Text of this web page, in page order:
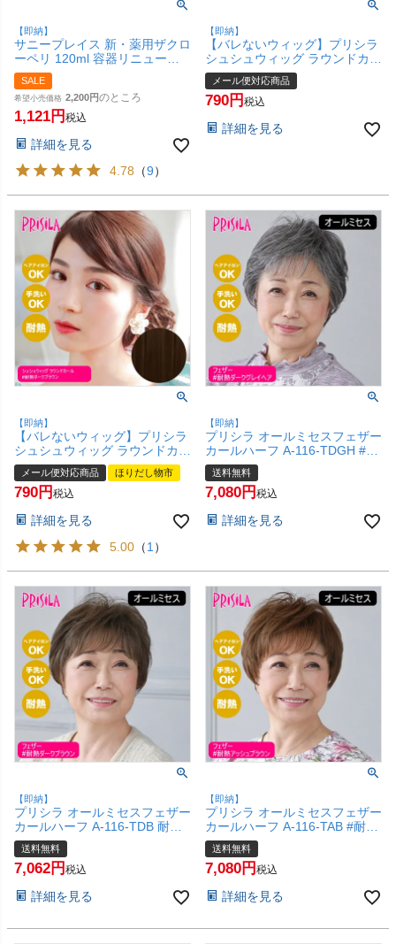
【即納】
サニープレイス 新・薬用ザクロ
ーペリ 120ml 容器リニューア
ル品【育毛スカルプケア医薬部
外品】【SBT】
SALE
希望小売価格 2,200 のところ
1,121 税込
詳細を見る
4.78 （9）
【即納】
【バレないウィッグ】プリシラ
シュシュウィッグ ラウンドカー
ル VS-34-TMB #耐熱マロンブ
ラウン【日本製耐熱ファイバー
100% ヘアアイロンOK 手洗い
【SBT】 (6058440)
メール便対応商品
790 税込
詳細を見る
【即納】
【バレないウィッグ】プリシラ
シュシュウィッグ ラウンドカー
ル VS-34-TDB #耐熱ダークブラ
ン【日本製耐熱ファイバー
100% ヘアアイロンOK 手洗い
【SBT】 (6058439)
メール便対応商品 ほりだし物市
790 税込
詳細を見る
5.00 （1）
【即納】
プリシラ オールミセスフェザー
カールハーフ A-116-TDGH #耐
熱ダークグレイヘア 【医療用
フルウィッグ かつら 和装 シニ
ア 白髪隠し 自然 簡単 お手軽
けない】【宅配便送料無料】
送料無料
7,080 税込
詳細を見る
【即納】
プリシラ オールミセスフェザー
カールハーフ A-116-TDB 耐熱
ダークブラウン 【医療用 フル
ウィッグ かつら 和装 シニア 白
髪隠し 自然 簡単 お手軽 初心者
い】【宅配便送料無料】
送料無料
7,062 税込
詳細を見る
【即納】
プリシラ オールミセスフェザー
カールハーフ A-116-TAB #耐熱
アッシュブラウン 【医療用 フ
ルウィッグ かつら 和装 シニア
白髪隠し 自然 簡単 お手軽 初心
い】【宅配便送料無料】
送料無料
7,080 税込
詳細を見る